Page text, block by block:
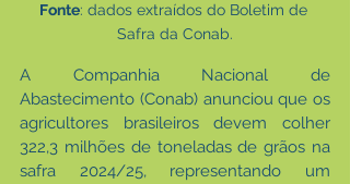
Fonte: dados extraídos do Boletim de
Safra da Conab.
A Companhia Nacional de
Abastecimento (Conab) anunciou que os
agricultores brasileiros devem colher
322,3 milhões de toneladas de grãos na
safra 2024/25, representando um